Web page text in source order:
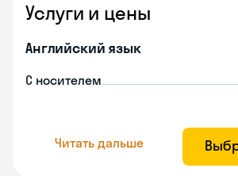
Услуги и цены
Английский язык
С носителем
Читать дальше